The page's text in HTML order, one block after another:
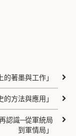
著墨與工作」
方法與應用」
認識─從軍統局
到軍情局」